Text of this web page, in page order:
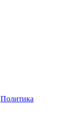
Политика